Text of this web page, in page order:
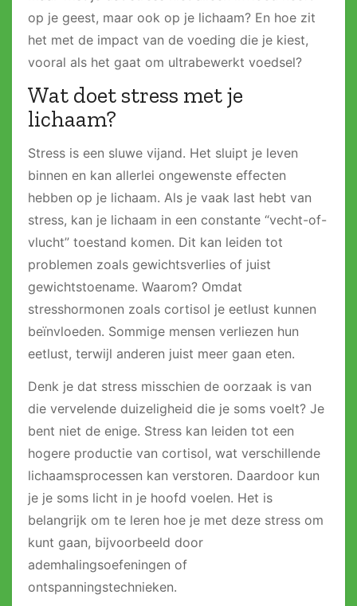
op je geest, maar ook op je lichaam? En hoe zit
het met de impact van de voeding die je kiest,
vooral als het gaat om ultrabewerkt voedsel?
Wat doet stress met je
lichaam?
Stress is een sluwe vijand. Het sluipt je leven
binnen en kan allerlei ongewenste effecten
hebben op je lichaam. Als je vaak last hebt van
stress, kan je lichaam in een constante “vecht-of-
vlucht” toestand komen​. Dit kan leiden tot
problemen zoals gewichtsverlies of juist
gewichtstoename​. Waarom? Omdat
stresshormonen zoals cortisol je eetlust kunnen
beïnvloeden​. Sommige mensen verliezen hun
eetlust, terwijl anderen juist meer gaan eten.
Denk je dat stress misschien de oorzaak is van
die vervelende duizeligheid die je soms voelt? Je
bent niet de enige​. Stress kan leiden tot een
hogere productie van cortisol, wat verschillende
lichaamsprocessen kan verstoren​. Daardoor kun
je je soms licht in je hoofd voelen. Het is
belangrijk om te leren hoe je met deze stress om
kunt gaan, bijvoorbeeld door
ademhalingsoefeningen of
ontspanningstechnieken​.